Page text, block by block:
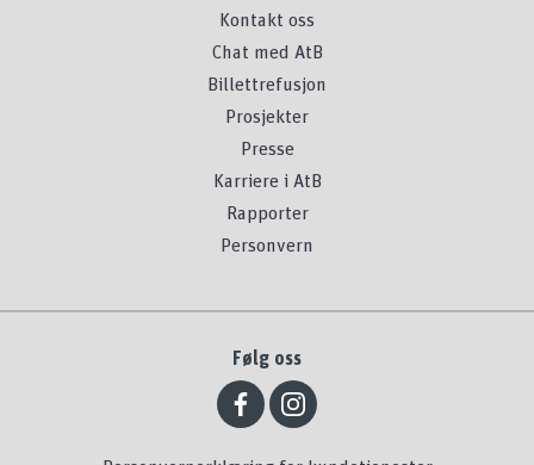
Kontakt oss
Chat med AtB
Billettrefusjon
Prosjekter
Presse
Karriere i AtB
Rapporter
Personvern
Følg oss